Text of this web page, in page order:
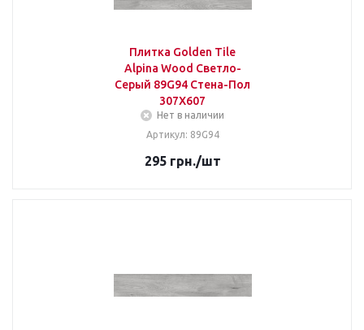
Плитка Golden Tile
Alpina Wood Светло-
Серый 89G94 Стена-Пол
307Х607
Нет в наличии
Артикул: 89G94
295грн./шт